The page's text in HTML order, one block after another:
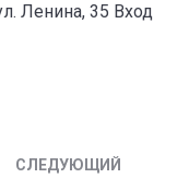
Ленина, 35 Вход
СЛЕДУЮЩИЙ